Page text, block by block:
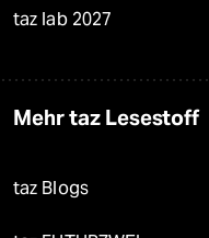
taz lab 2027
Mehr taz Lesestoff
taz Blogs